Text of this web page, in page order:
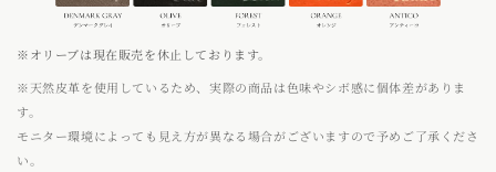
※オリーブは現在販売を休止しております。
※天然皮革を使用しているため、実際の商品は色味やシボ感に個体差がありま
す。
モニター環境によっても見え方が異なる場合がございますので予めご了承くださ
い。